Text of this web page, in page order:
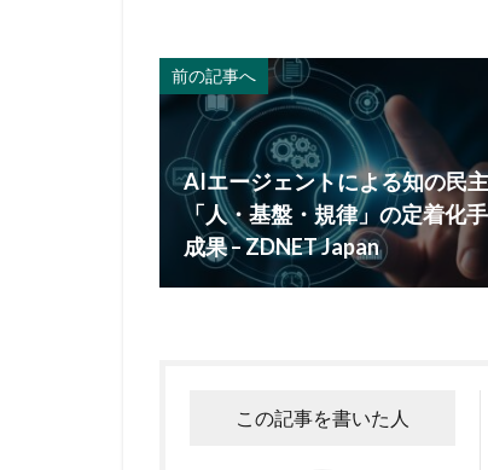
前の記事へ
AIエージェントによる知の民
「人・基盤・規律」の定着化
成果 – ZDNET Japan
この記事を書いた人